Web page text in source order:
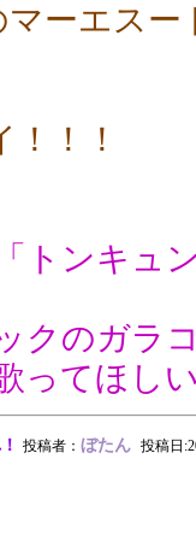
マーエスー
！！
トンキュ
クのガラ
ってほし
投稿者： ぼたん 投稿日